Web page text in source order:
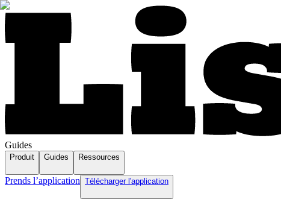
Guides
Produit Guides Ressources
Prends l’application Télécharger l'application